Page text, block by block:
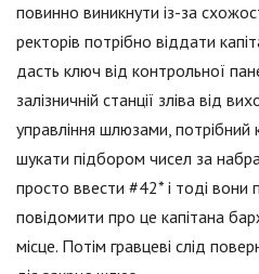
повинно виникнути із-за
ректорів потрібно віддати
дасть ключ від контрольної
залізничній станції зліва від
управління шлюзами, потрібний
шукати підбором чисел за
просто ввести #42* і тоді вони
повідомити про це капітана
місце. Потім гравцеві слід